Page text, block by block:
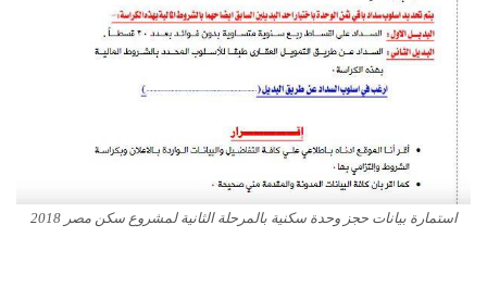
استمارة بيانات حجز وحدة سكنية بالمرحلة الثانية لمشروع سكن مصر 2018